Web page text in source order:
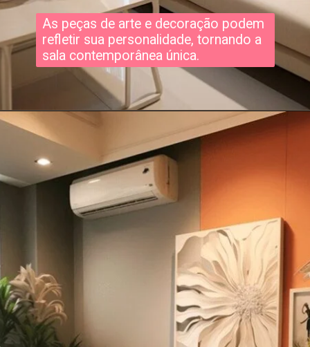
As peças de arte e decoração podem
refletir sua personalidade, tornando a
sala contemporânea única.